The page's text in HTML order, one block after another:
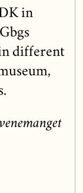
in
different